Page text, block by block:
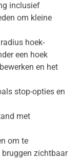
inclusief
om kleine
hoek-
een hoek
en het
stop-opties en
met
om te
zichtbaar